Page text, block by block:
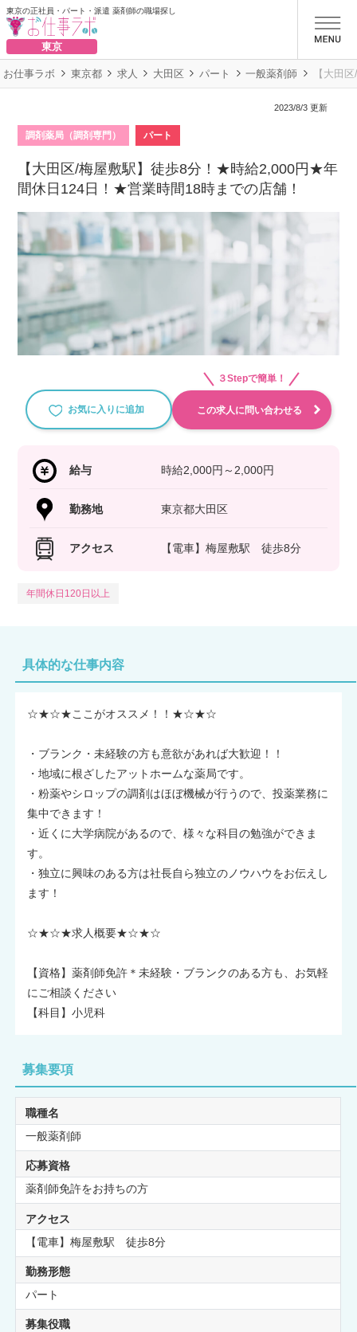
東京の正社員・パート・派遣 薬剤師の職場探し
東京
お仕事ラボ 東京都 求人 大田区 パート 一般薬剤師 【大田
2023/8/3 更新
調剤薬局（調剤専門） パート
【大田区/梅屋敷駅】徒歩8分！★時給2,000円★年
間休日124日！★営業時間18時までの店舗！
お気に入りに追加
３Stepで簡単！
この求人に問い合わせる
給与 時給2,000円～2,000円
勤務地 東京都大田区
アクセス 【電車】梅屋敷駅 徒歩8分
年間休日120日以上
具体的な仕事内容
☆★☆★ここがオススメ！！★☆★☆
・ブランク・未経験の方も意欲があれば大歓迎！！
・地域に根ざしたアットホームな薬局です。
・粉薬やシロップの調剤はほぼ機械が行うので、投薬業務に
集中できます！
・近くに大学病院があるので、様々な科目の勉強ができま
す。
・独立に興味のある方は社長自ら独立のノウハウをお伝えし
ます！
☆★☆★求人概要★☆★☆
【資格】薬剤師免許＊未経験・ブランクのある方も、お気軽
にご相談ください
【科目】小児科
募集要項
職種名
一般薬剤師
応募資格
薬剤師免許をお持ちの方
アクセス
【電車】梅屋敷駅 徒歩8分
勤務形態
パート
募集役職